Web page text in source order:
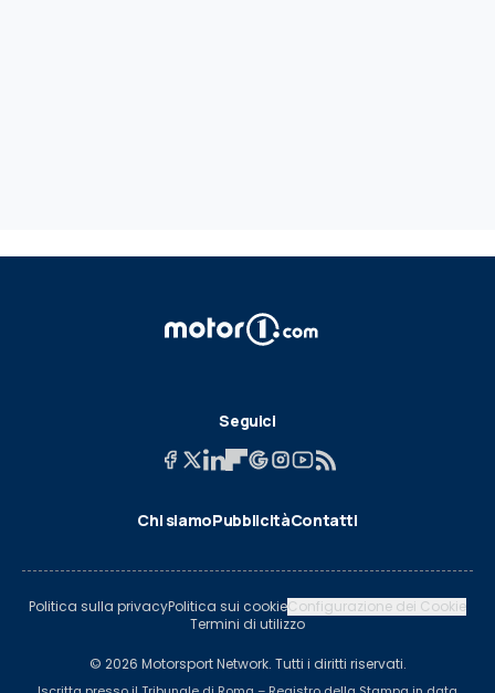
Seguici
Chi siamoPubblicitàContatti
Politica sulla privacyPolitica sui cookieConfigurazione dei Cookie
Termini di utilizzo
© 2026 Motorsport Network. Tutti i diritti riservati.